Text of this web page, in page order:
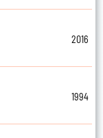
2016
1994